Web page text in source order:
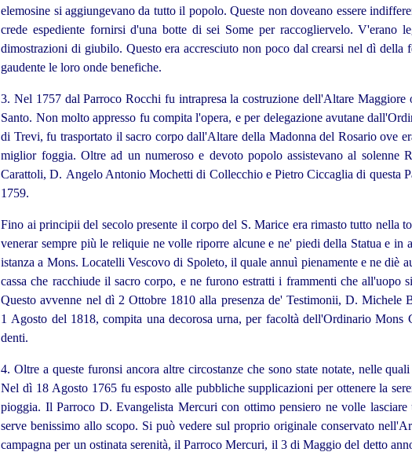
elemosine si aggiungevano da tutto il popolo. Queste non doveano essere
crede espediente fornirsi d'una botte di sei Some per raccogliervelo. V'erano
dimostrazioni di giubilo. Questo era accresciuto non poco dal crearsi nel dì
gaudente le loro onde benefiche.
3. Nel 1757 dal Parroco Rocchi fu intrapresa la costruzione dell'Altare Maggiore
Santo. Non molto appresso fu compita l'opera, e per delegazione avutane
di Trevi, fu trasportato il sacro corpo dall'Altare della Madonna del Rosario ove
miglior foggia. Oltre ad un numeroso e devoto popolo assistevano al
Carattoli, D. Angelo Antonio Mochetti di Collecchio e Pietro Ciccaglia di questa
1759.
Fino ai principii del secolo presente il corpo del S.Marice era rimasto tutto nella
venerar sempre più le reliquie ne volle riporre alcune e ne' piedi della Statua e in
istanza a Mons. Locatelli Vescovo di Spoleto, il quale annuì pienamente e ne diè
cassa che racchiude il sacro corpo, e ne furono estratti i frammenti che all'uopo
Questo avvenne nel dì 2 Ottobre 1810 alla presenza de' Testimonii, D.
1 Agosto del 1818, compita una decorosa urna, per facoltà dell'Ordinario
denti.
4. Oltre a queste furonsi ancora altre circostanze che sono state notate, nelle
Nel dì 18 Agosto 1765 fu esposto alle pubbliche supplicazioni per ottenere la
pioggia. Il Parroco D. Evangelista Mercuri con ottimo pensiero ne volle
serve benissimo allo scopo. Si può vedere sul proprio originale conservato
campagna per un ostinata serenità, il Parroco Mercuri, il 3 di Maggio del detto